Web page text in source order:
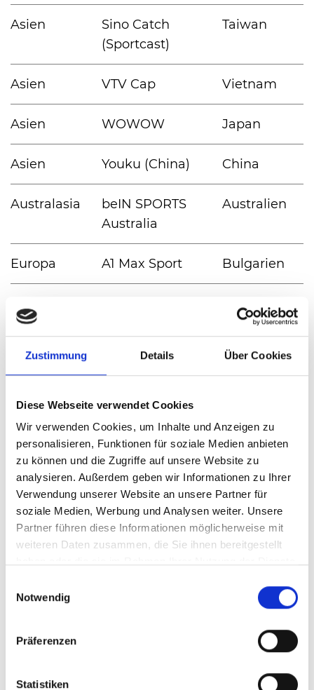
Zustimmung Details Über Cookies
Diese Webseite verwendet Cookies
Wir verwenden Cookies, um Inhalte und Anzeigen zu
personalisieren, Funktionen für soziale Medien anbieten
zu können und die Zugriffe auf unsere Website zu
analysieren. Außerdem geben wir Informationen zu Ihrer
Verwendung unserer Website an unsere Partner für
soziale Medien, Werbung und Analysen weiter. Unsere
Partner führen diese Informationen möglicherweise mit
weiteren Daten zusammen, die Sie ihnen bereitgestellt
Notwendig
Präferenzen
Statistiken
Asien
Sino Catch
(Sportcast)
Taiwan
Asien VTV Cap Vietnam
Asien WOWOW Japan
Asien Youku (China) China
Australasia
beIN SPORTS
Australia
Australien
Europa A1 Max Sport Bulgarien
Belgien,
Luxenburg
Europa Zypern
Europa
Eurosport
France
Europa Network4 Ungarn
Europa OTE Griechenland
Europa Polsat Polen
Spanien,
Deutschland,
Tschechische